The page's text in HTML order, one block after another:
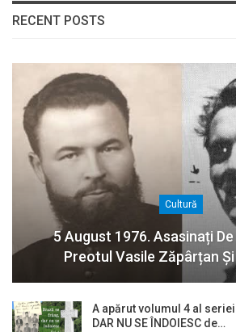
RECENT POSTS
Cultură
5 August 1976. Asasinați
Preotul Vasile Zăpârțan
A apărut volumul 4 al seriei
DAR NU SE ÎNDOIESC de…